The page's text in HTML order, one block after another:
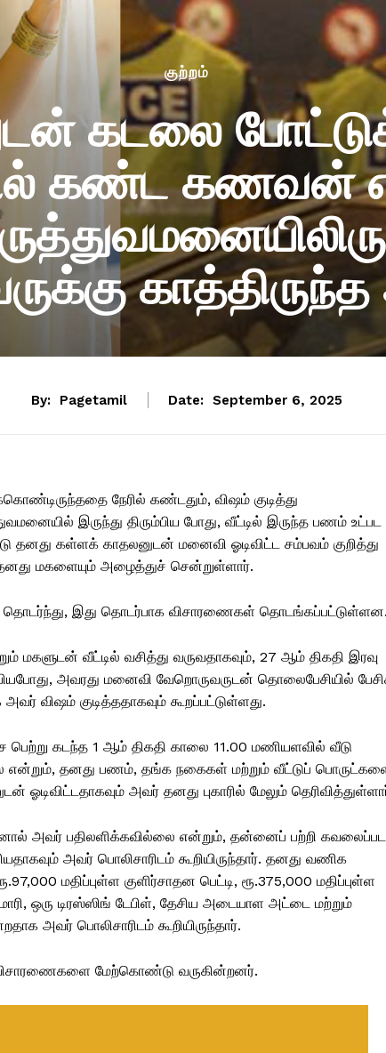
குற்றம்
கடலை
கண்ட கணவன்
By: Pagetamil Date: September 6, 2025
நேரில் கண்டதும், விஷம் குடித்து
இருந்து திரும்பிய போது, வீட்டில் இருந்த பணம் உட்பட
கள்ளக் காதலனுடன் மனைவி ஓடிவிட்ட சம்பவம் குறித்து
மகளையும் அழைத்துச் சென்றுள்ளார்.
தொடர்ந்து, இது தொடர்பாக விசாரணைகள்
மகளுடன் வீட்டில் வசித்து வருவதாகவும், 27 ஆம் திகதி இரவு
​​அவரது மனைவி வேறொருவருடன் தொலைபேசியில்
விஷம் குடித்ததாகவும் கூறப்பட்டுள்ளது.
கடந்த 1 ஆம் திகதி காலை 11.00 மணியளவில் வீடு
என்றும், தனது பணம், தங்க நகைகள் மற்றும் வீட்டுப்
அவர் தனது புகாரில் மேலும்
அவர் பதிலளிக்கவில்லை என்றும், தன்னைப் பற்றி கவலைப்பட
அவர் பொலிசாரிடம் கூறியிருந்தார். தனது வணிக
மதிப்புள்ள குளிர்சாதன பெட்டி, ரூ.375,000 மதிப்புள்ள
ஒரு டிரஸ்ஸிங் டேபிள், தேசிய அடையாள அட்டை மற்றும்
அவர் பொலிசாரிடம் கூறியிருந்தார்.
விசாரணைகளை மேற்கொண்டு வருகின்றனர்.